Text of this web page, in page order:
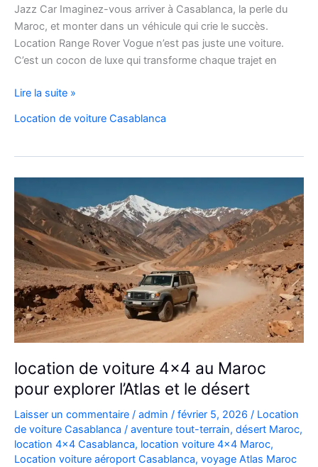
Jazz Car Imaginez-vous arriver à Casablanca, la perle du
Maroc, et monter dans un véhicule qui crie le succès.
Location Range Rover Vogue n’est pas juste une voiture.
C’est un cocon de luxe qui transforme chaque trajet en
Location
Rover
Casablanca
Lire la suite »
Location de voiture Casablanca
location de voiture 4×4 au Maroc
pour explorer l’Atlas et le désert
Laisser un commentaire / admin / février 5, 2026 / Location
de voiture Casablanca / aventure tout-terrain, désert Maroc,
location 4x4 Casablanca, location voiture 4x4 Maroc,
Location voiture aéroport Casablanca, voyage Atlas Maroc